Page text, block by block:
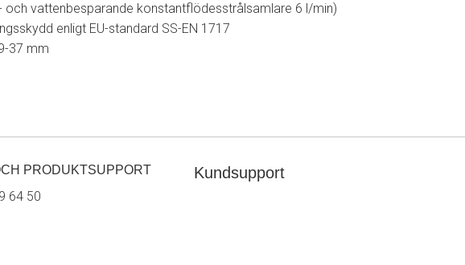
och vattenbesparande konstantflödesstrålsamlare 6 l/min)
enligt EU-standard SS-EN 1717
37 mm
PRODUKTSUPPORT
64 50
Kundsupport